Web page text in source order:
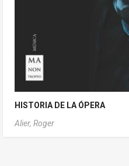
HISTORIA DE LA ÓPERA
Alier, Roger